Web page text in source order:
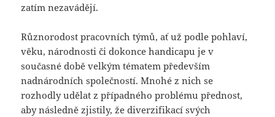
zatím nezavádějí.
Různorodost pracovních týmů, ať už podle pohlaví,
věku, národnosti či dokonce handicapu je v
současné době velkým tématem především
nadnárodních společností. Mnohé z nich se
rozhodly udělat z případného problému přednost,
aby následně zjistily, že diverzifikací svých